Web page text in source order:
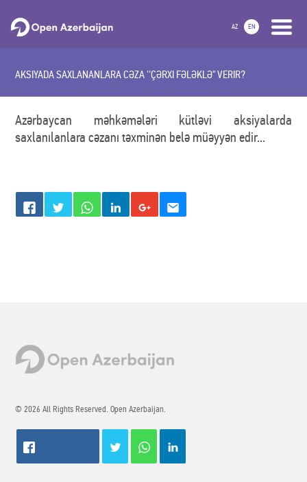
AZ EN
AKSIYADA SAXLANANLARA CƏZA ''ÇƏRXI FƏLƏKLƏ" VERIR?
Azərbaycan məhkəmələri kütləvi aksiyalarda
saxlanılanlara cəzanı təxminən belə müəyyən edir...
© 2026 All Rights Reserved. Open Azerbaijan.